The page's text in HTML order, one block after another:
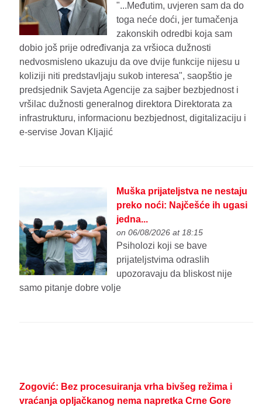
"...Međutim, uvjeren sam da do
toga neće doći, jer tumačenja
zakonskih odredbi koja sam
dobio još prije određivanja za vršioca dužnosti
nedvosmisleno ukazuju da ove dvije funkcije nijesu u
koliziji niti predstavljaju sukob interesa", saopštio je
predsjednik Savjeta Agencije za sajber bezbjednost i
vršilac dužnosti generalnog direktora Direktorata za
infrastrukturu, informacionu bezbjednost, digitalizaciju i
e-servise Jovan Kljajić
Muška prijateljstva ne nestaju
preko noći: Najčešće ih ugasi
jedna...
on 06/08/2026 at 18:15
Psiholozi koji se bave
prijateljstvima odraslih
upozoravaju da bliskost nije
samo pitanje dobre volje
Zogović: Bez procesuiranja vrha bivšeg režima i
vraćanja opljačkanog nema napretka Crne Gore